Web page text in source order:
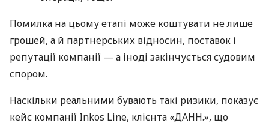
Помилка на цьому етапі може коштувати не лише
грошей, а й партнерських відносин, поставок і
репутації компанії — а іноді закінчується судовим
спором.
Наскільки реальними бувають такі ризики, показує
кейс компанії Inkos Line, клієнта «ДАНН.», що